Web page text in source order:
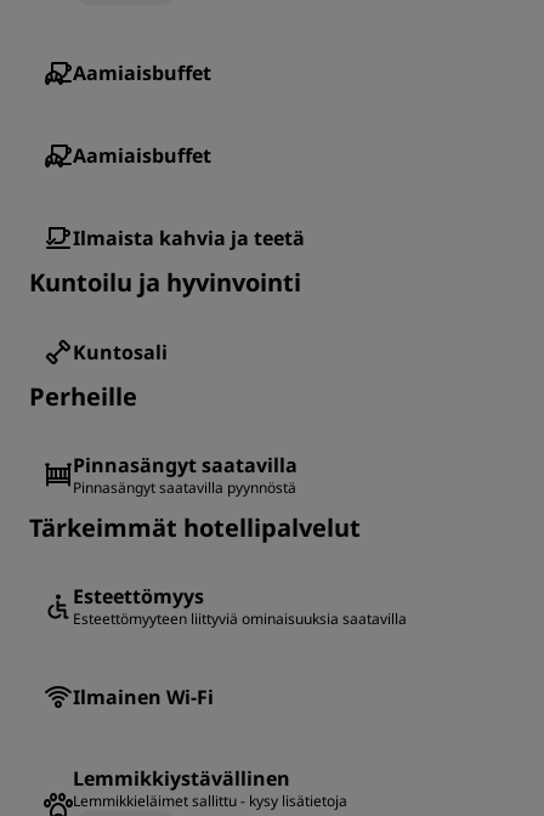
Aamiaisbuffet
Aamiaisbuffet
Ilmaista kahvia ja teetä
Kuntoilu ja hyvinvointi
Kuntosali
Perheille
Pinnasängyt saatavilla
Pinnasängyt saatavilla pyynnöstä
Tärkeimmät hotellipalvelut
Esteettömyys
Esteettömyyteen liittyviä ominaisuuksia saatavilla
Ilmainen Wi-Fi
Lemmikkiystävällinen
Lemmikkieläimet sallittu - kysy lisätietoja